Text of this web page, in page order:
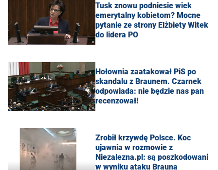
Tusk znowu podniesie wiek
emerytalny kobietom? Mocne
pytanie ze strony Elżbiety Witek
do lidera PO
Hołownia zaatakował PiS po
skandalu z Braunem. Czarnek
odpowiada: nie będzie nas pan
recenzował!
Zrobił krzywdę Polsce. Koc
ujawnia w rozmowie z
Niezalezna.pl: są poszkodowani
w wyniku ataku Brauna